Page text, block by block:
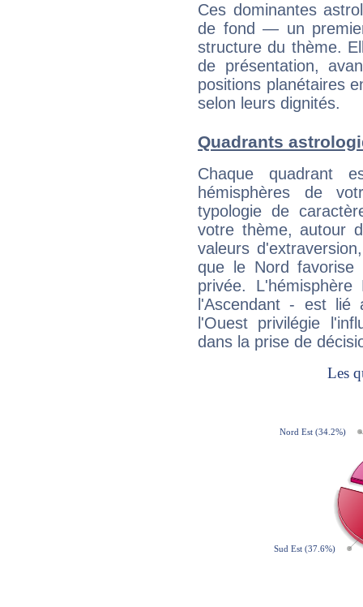
Ces dominantes
de fond — un
structure du thème.
de présentation,
positions planétaires
selon leurs dignités.
Quadrants
Chaque quadrant
hémisphères de
typologie de
votre thème, autour
valeurs
que le Nord favorise
privée.
l'Ascendant - est
l'Ouest privilégie
dans la prise de